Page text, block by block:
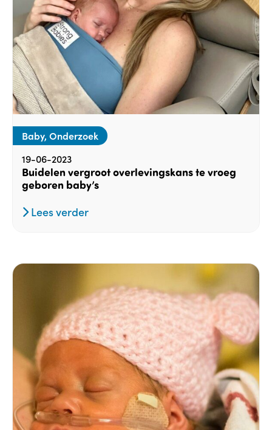
Baby, Onderzoek
19-06-2023
Buidelen vergroot overlevingskans te vroeg
geboren baby’s
Lees verder